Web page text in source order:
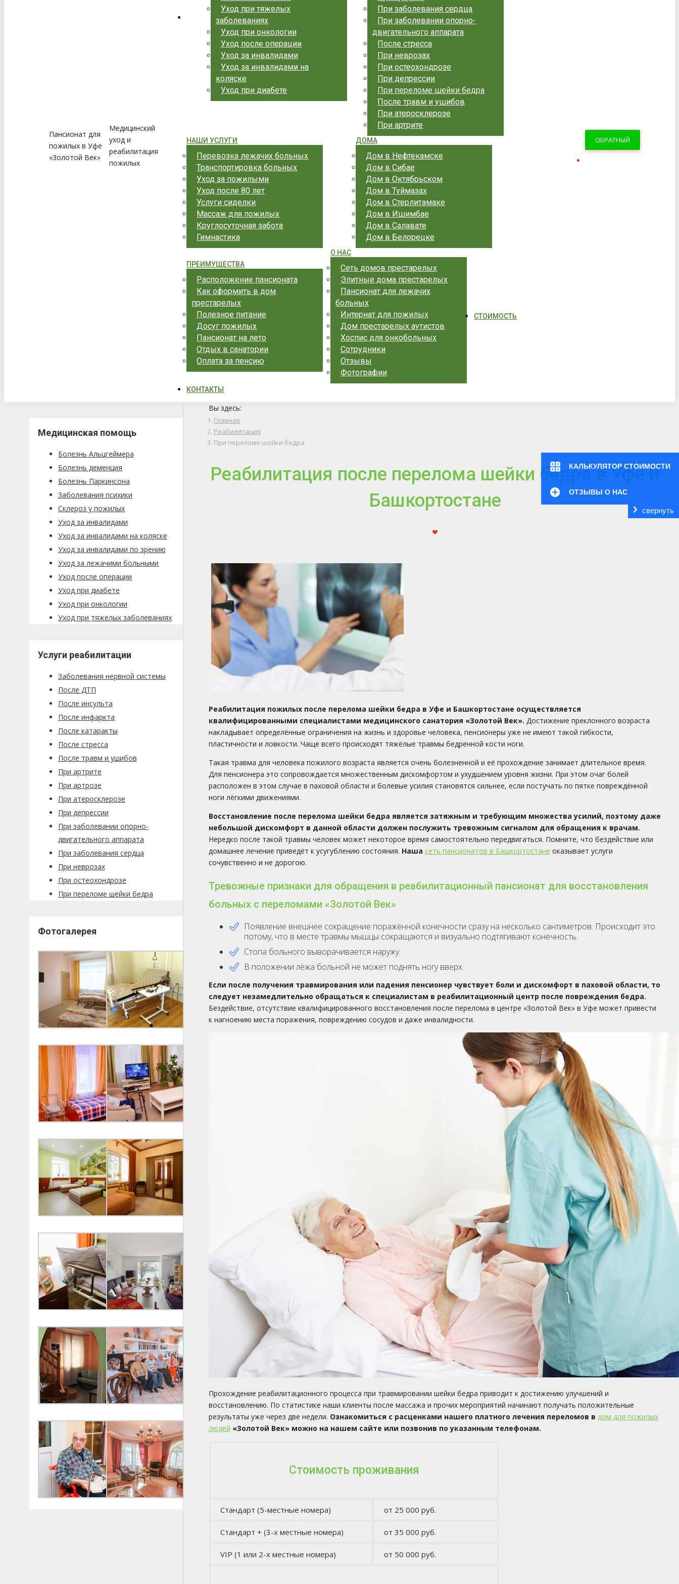
КАЛЬКУЛЯТОР СТОИМОСТИ
ОТЗЫВЫ О НАС
свернуть
Пансионат для
пожилых в Уфе
«Золотой Век»
Медицинский
уход и
реабилитация
пожилых
Уход при тяжелых
заболеваниях
Уход при онкологии
Уход после операции
Уход за инвалидами
Уход за инвалидами на
коляске
Уход при диабете
При заболевания сердца
При заболевании опорно-
двигательного аппарата
После стресса
При неврозах
При остеохондрозе
При депрессии
При переломе шейки бедра
После травм и ушибов
При атеросклерозе
При артрите
НАШИ УСЛУГИ
Перевозка лежачих больных
Транспортировка больных
Уход за пожилыми
Уход после 80 лет
Услуги сиделки
Массаж для пожилых
Круглосуточная забота
Гимнастика
ДОМА
Дом в Нефтекамске
Дом в Сибае
Дом в Октябрьском
Дом в Туймазах
Дом в Стерлитамаке
Дом в Ишимбае
Дом в Салавате
Дом в Белорецке
ПРЕИМУЩЕСТВА
Расположение пансионата
Как оформить в дом
престарелых
Полезное питание
Досуг пожилых
Пансионат на лето
Отдых в санатории
Оплата за пенсию
О НАС
Сеть домов престарелых
Элитные дома престарелых
Пансионат для лежачих
больных
Интернат для пожилых
Дом престарелых аутистов
Хоспис для онкобольных
Сотрудники
Отзывы
Фотографии
СТОИМОСТЬ
КОНТАКТЫ
ОБРАТНЫЙ
Вы здесь:
Главная
Реабилитация
При переломе шейки бедра
Реабилитация после перелома шейки бедра в Уфе и
Башкортостане
Реабилитация пожилых после перелома шейки бедра в Уфе и Башкортостане осуществляется
квалифицированными специалистами медицинского санатория «Золотой Век». Достижение преклонного возраста
накладывает определённые ограничения на жизнь и здоровье человека, пенсионеры уже не имеют такой гибкости,
пластичности и ловкости. Чаще всего происходят тяжёлые травмы бедренной кости ноги.
Такая травма для человека пожилого возраста является очень болезненной и её прохождение занимает длительное время.
Для пенсионера это сопровождается множественным дискомфортом и ухудшением уровня жизни. При этом очаг болей
расположен в этом случае в паховой области и болевые усилия становятся сильнее, если постучать по пятке повреждённой
ноги лёгкими движениями.
Восстановление после перелома шейки бедра является затяжным и требующим множества усилий, поэтому даже
небольшой дискомфорт в данной области должен послужить тревожным сигналом для обращения к врачам.
Нередко после такой травмы человек может некоторое время самостоятельно передвигаться. Помните, что бездействие или
домашнее лечение приведёт к усугублению состояния. Наша сеть пансионатов в Башкортостане оказывает услуги
сочувственно и не дорогою.
Тревожные признаки для обращения в реабилитационный пансионат для восстановления
больных с переломами «Золотой Век»
Появление внешнее сокращение поражённой конечности сразу на несколько сантиметров. Происходит это
потому, что в месте травмы мышцы сокращаются и визуально подтягивают конечность.
Стопа больного выворачивается наружу.
В положении лёжа больной не может поднять ногу вверх.
Если после получения травмирования или падения пенсионер чувствует боли и дискомфорт в паховой области, то
следует незамедлительно обращаться к специалистам в реабилитационный центр после повреждения бедра.
Бездействие, отсутствие квалифицированного восстановления после перелома в центре «Золотой Век» в Уфе может привести
к нагноению места поражения, повреждению сосудов и даже инвалидности.
Прохождение реабилитационного процесса при травмировании шейки бедра приводит к достижению улучшений и
восстановлению. По статистике наши клиенты после массажа и прочих мероприятий начинают получать положительные
результаты уже через две недели. Ознакомиться с расценками нашего платного лечения переломов в дом для пожилых
людей «Золотой Век» можно на нашем сайте или позвонив по указанным телефонам.
Стоимость проживания
Стандарт (5-местные номера) от 25 000 руб.
Стандарт + (3-х местные номера) от 35 000 руб.
VIP (1 или 2-х местные номера) от 50 000 руб.
Медицинская помощь
Болезнь Альцгеймера
Болезнь деменция
Болезнь Паркинсона
Заболевания психики
Склероз у пожилых
Уход за инвалидами
Уход за инвалидами на коляске
Уход за инвалидами по зрению
Уход за лежачими больными
Уход после операции
Уход при диабете
Уход при онкологии
Уход при тяжелых заболеваниях
Услуги реабилитации
Заболевания нервной системы
После ДТП
После инсульта
После инфаркта
После катаракты
После стресса
После травм и ушибов
При артрите
При артрозе
При атеросклерозе
При депрессии
При заболевании опорно-
двигательного аппарата
При заболевания сердца
При неврозах
При остеохондрозе
При переломе шейки бедра
Фотогалерея